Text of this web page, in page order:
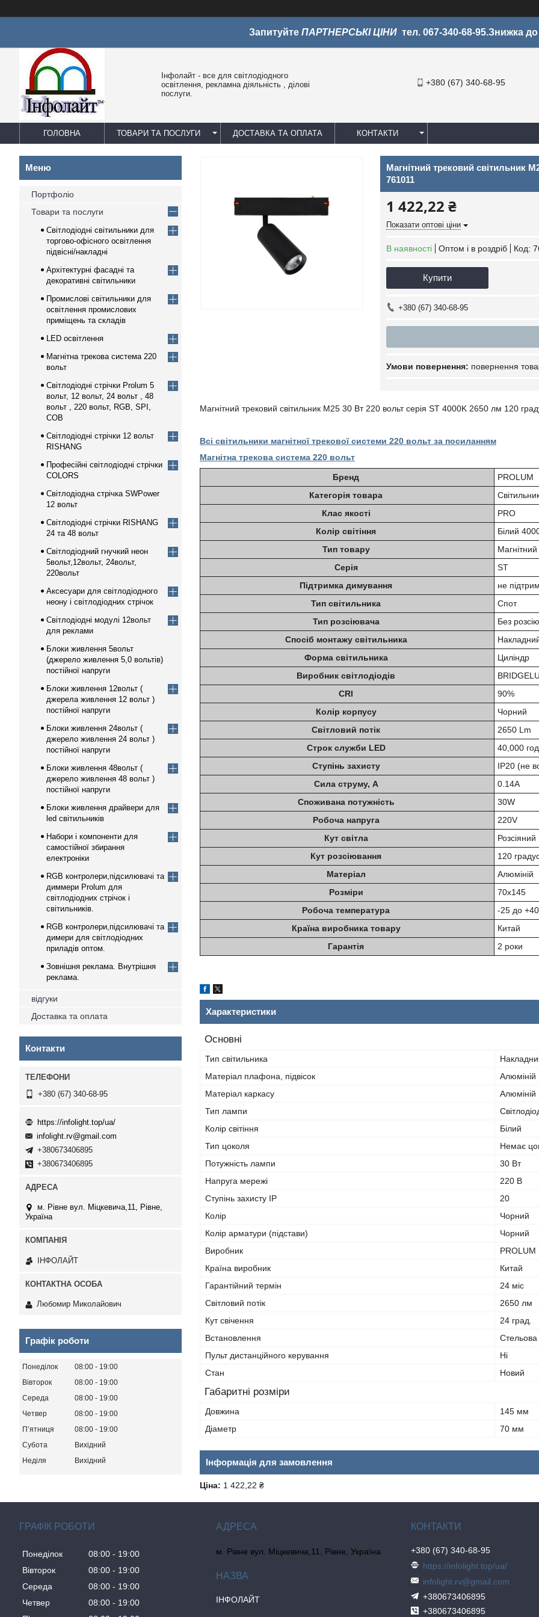
Запитуйте ПАРТНЕРСЬКІ ЦІНИ тел. 067-340-68-95.Знижка
Інфолайт - все для світлодіодного
освітлення, рекламна діяльність , ділові
послуги.
+380 (67) 340-68-95
ГОЛОВНА ТОВАРИ ТА ПОСЛУГИ ДОСТАВКА ТА ОПЛАТА КОНТАКТИ
Магнітний трековий світильник
761011
1 422,22 ₴
Показати оптові ціни
В наявності Оптом і в роздріб Код:
Купити
+380 (67) 340-68-95
повернення
Магнітний трековий світильник M25 30 Вт 220 вольт серія ST 4000K 2650 лм 120
Всі світильники магнітної трекової системи 220 вольт за посиланням
Магнітна трекова система 220 вольт
Бренд
PROLUM
Категорія товара
Клас якості
PRO
Колір світіння
Білий
Тип товару
Серія
ST
Підтримка димування
не
Тип світильника
Спот
Тип розсіювача
Без
Спосіб монтажу світильника
Форма світильника
Циліндр
Виробник світлодіодів
CRI
90%
Колір корпусу
Чорний
Світловий потік
2650 Lm
Строк служби LED
40,000
Ступінь захисту
IP20 (не
Сила струму, А
0.14А
Споживана потужність
30W
Робоча напруга
220V
Кут світла
Розсіяний
Кут розсіювання
120
Матеріал
Алюміній
Розміри
70х145
Робоча температура
-25 до
Країна виробника товару
Китай
Гарантія
2 роки
Характеристики
Основні
Тип світильника
Матеріал плафона, підвісок
Алюміній
Матеріал каркасу
Алюміній
Тип лампи
Колір світіння
Білий
Тип цоколя
Немає
Потужність лампи
30 Вт
Напруга мережі
220 В
Ступінь захисту IP
20
Колір
Чорний
Колір арматури (підстави)
Чорний
Виробник
PROLUM
Країна виробник
Китай
Гарантійний термін
24 міс
Світловий потік
2650 лм
Кут свічення
24 град.
Встановлення
Стельова
Пульт дистанційного керування
Ні
Стан
Новий
Габаритні розміри
Довжина
145 мм
Діаметр
70 мм
Інформація для замовлення
Ціна: 1 422,22 ₴
Портфоліо
Товари та послуги
Світлодіодні світильники для
торгово-офісного освітлення
підвісні/накладні
Архітектурні фасадні та
декоративні світильники
Промислові світильники для
освітлення промислових
приміщень та складів
LED освітлення
Магнітна трекова система 220
вольт
Світлодіодні стрічки Prolum 5
вольт, 12 вольт, 24 вольт , 48
вольт , 220 вольт, RGB, SPI,
COB
Світлодіодні стрічки 12 вольт
RISHANG
Професійні світлодіодні стрічки
COLORS
Світлодіодна стрічка SWPower
12 вольт
Світлодіодні стрічки RISHANG
24 та 48 вольт
Світлодіодний гнучкий неон
5вольт,12вольт, 24вольт,
220вольт
Аксесуари для світлодіодного
неону і світлодіодних стрічок
Світлодіодні модулі 12вольт
для реклами
Блоки живлення 5вольт
(джерело живлення 5,0 вольтів)
постійної напруги
Блоки живлення 12вольт (
джерела живлення 12 вольт )
постійної напруги
Блоки живлення 24вольт (
джерело живлення 24 вольт )
постійної напруги
Блоки живлення 48вольт (
джерело живлення 48 вольт )
постійної напруги
Блоки живлення драйвери для
led світильників
Набори і компоненти для
самостійної збирання
електроніки
RGB контролери,підсилювачі та
диммери Prolum для
світлодіодних стрічок і
світильників.
RGB контролери,підсилювачі та
димери для світлодіодних
приладів оптом.
Зовнішня реклама. Внутрішня
реклама.
відгуки
Доставка та оплата
Контакти
+380 (67) 340-68-95
https://infolight.top/ua/
infolight.rv@gmail.com
+380673406895
+380673406895
м. Рівне вул. Міцкевича,11, Рівне,
Україна
ІНФОЛАЙТ
Любомир Миколайович
Графік роботи
Понеділок 08:00
19:00
Вівторок
08:00
19:00
Середа
08:00
19:00
Четвер
08:00
19:00
Пʼятниця
08:00
19:00
Субота
Вихідний
Неділя
Вихідний
ГРАФІК РОБОТИ
Понеділок 08:00
19:00
Вівторок
08:00
19:00
Середа
08:00
19:00
Четвер
08:00
19:00
м. Рівне вул. Міцкевича,11, Рівне, Україна
ІНФОЛАЙТ
+380 (67) 340-68-95
https://infolight.top/ua/
infolight.rv@gmail.com
+380673406895
+380673406895